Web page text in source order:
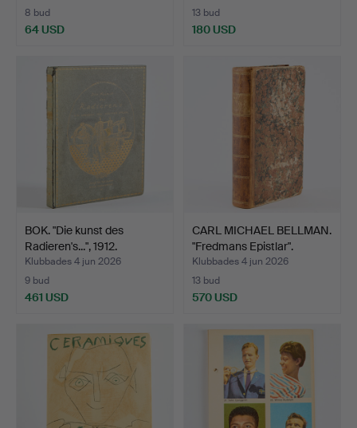
8 bud
64 USD
13 bud
180 USD
BOK. "Die kunst des
Radieren's...", 1912.
Klubbades 4 jun 2026
9 bud
461 USD
CARL MICHAEL BELLMAN.
"Fredmans Epistlar".
Klubbades 4 jun 2026
13 bud
570 USD